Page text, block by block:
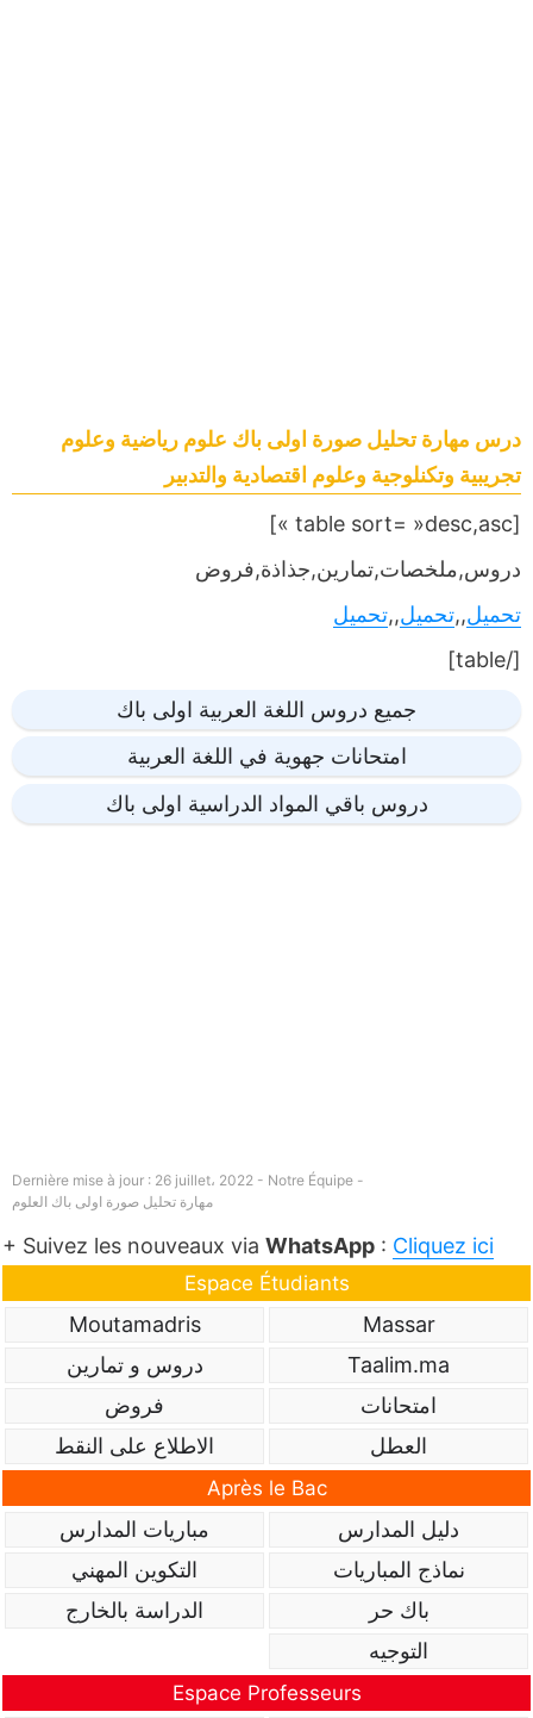
درس مهارة تحليل صورة اولى باك علوم رياضية وعلوم
تجريبية وتكنلوجية وعلوم اقتصادية والتدبير
[table sort= »desc,asc »]
دروس,ملخصات,تمارين,جذاذة,فروض
تحميل,,تحميل,,تحميل
[/table]
جميع دروس اللغة العربية اولى باك
امتحانات جهوية في اللغة العربية
دروس باقي المواد الدراسية اولى باك
Dernière mise à jour : 26 juillet، 2022 - Notre Équipe -
مهارة تحليل صورة اولى باك العلوم
+ Suivez les nouveaux via WhatsApp : Cliquez ici
Espace Étudiants
Massar
Moutamadris
Taalim.ma
دروس و تمارين
امتحانات
فروض
العطل
الاطلاع على النقط
Après le Bac
دليل المدارس
مباريات المدارس
نماذج المباريات
التكوين المهني
باك حر
الدراسة بالخارج
التوجيه
Espace Professeurs